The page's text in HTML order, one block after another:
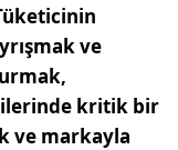
ve
kritik bir
ve markayla